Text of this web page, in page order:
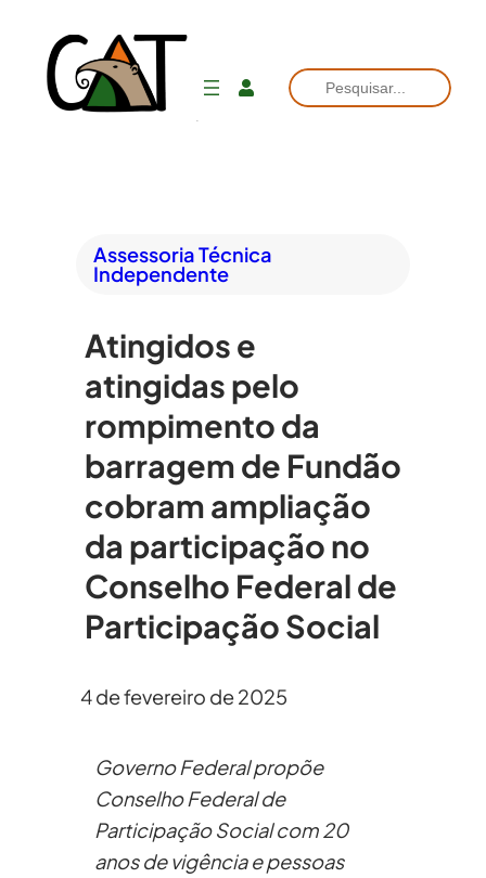
Pesquisar
Assessoria Técnica
Independente
Atingidos e
atingidas pelo
rompimento da
barragem de Fundão
cobram ampliação
da participação no
Conselho Federal de
Participação Social
4 de fevereiro de 2025
Governo Federal propõe
Conselho Federal de
Participação Social com 20
anos de vigência e pessoas